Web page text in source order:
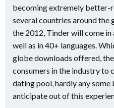
becoming extremely better-
several countries around the
the 2012, Tinder will come in
well as in 40+ languages.
globe downloads offered,
consumers in the industry to
dating pool, hardly any
anticipate out of this